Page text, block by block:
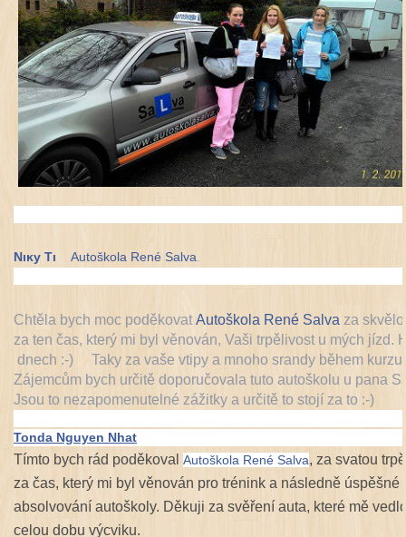
i
k
o
n
a
s
m
i
l
Nıĸy Tı Autoškola René Salva
Chtěla bych moc poděkovat Autoškola René Salva za
za ten čas, který mi byl věnován, Vaši trpělivost u mých jízd.
dnech :-)
Taky za vaše vtipy a mnoho srandy během
Zájemcům bych určitě doporučovala tuto autoškolu u pana
Jsou to nezapomenutelné zážitky a určitě to stojí za to :-)
Tonda Nguyen Nhat
Tímto bych rád poděkoval Autoškola René Salva, za svatou
za čas, který mi byl věnován pro trénink a následně úspěšné
absolvování autoškoly. Děkuji za svěření auta, které mě
celou dobu výcviku.